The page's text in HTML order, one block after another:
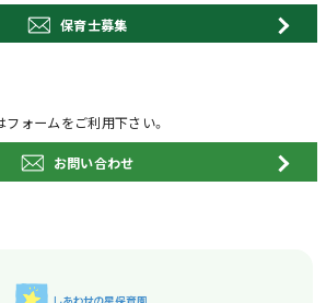
保育士募集
フォームをご利用下さい。
お問い合わせ